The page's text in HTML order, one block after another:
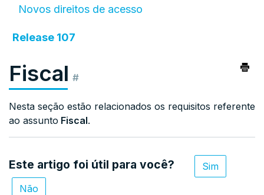
Novos direitos de acesso
Release 107
Fiscal #
Nesta seção estão relacionados os requisitos referente
ao assunto Fiscal.
Este artigo foi útil para você?
Sim
Não